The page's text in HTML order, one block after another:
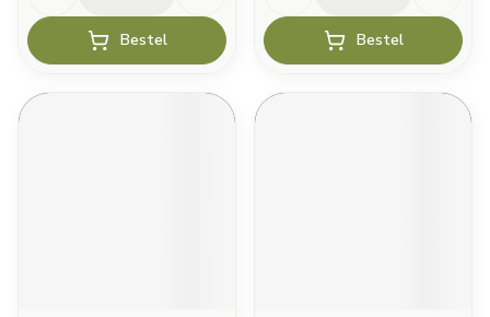
Bestel Bestel